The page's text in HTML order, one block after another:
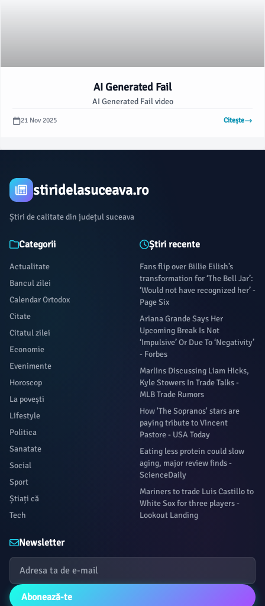
AI Generated Fail
AI Generated Fail video
21 Nov 2025 Citește
stiridelasuceava.ro
Știri de calitate din județul suceava
Categorii
Actualitate
Bancul zilei
Calendar Ortodox
Citate
Citatul zilei
Economie
Evenimente
Horoscop
La povești
Lifestyle
Politica
Sanatate
Social
Sport
Știați că
Tech
Știri recente
Fans flip over Billie Eilish’s
transformation for ‘The Bell Jar’:
‘Would not have recognized her’ -
Page Six
Ariana Grande Says Her
Upcoming Break Is Not
‘Impulsive’ Or Due To ‘Negativity’
- Forbes
Marlins Discussing Liam Hicks,
Kyle Stowers In Trade Talks -
MLB Trade Rumors
How 'The Sopranos' stars are
paying tribute to Vincent
Pastore - USA Today
Eating less protein could slow
aging, major review finds -
ScienceDaily
Mariners to trade Luis Castillo to
White Sox for three players -
Lookout Landing
Newsletter
Abonează-te